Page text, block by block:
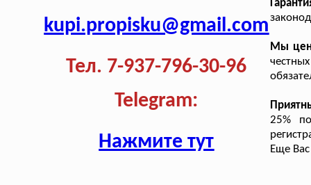
kupi.propisku@gmail.com
Тел. 7-937-796-30-96
Telegram:
Нажмите тут
Мы
25%
Еще